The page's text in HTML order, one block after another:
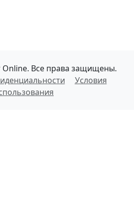
Online. Все права защищены.
Условия